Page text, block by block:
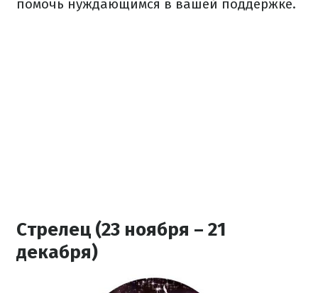
помочь нуждающимся в вашей поддержке.
Стрелец (23 ноября – 21
декабря)